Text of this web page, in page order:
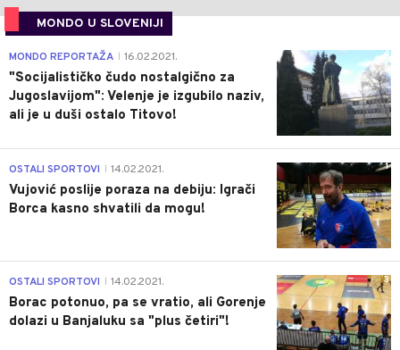
MONDO U SLOVENIJI
4
MONDO REPORTAŽA 16.02.2021.
"Socijalističko čudo nostalgično za
Jugoslavijom": Velenje je izgubilo naziv,
ali je u duši ostalo Titovo!
1
OSTALI SPORTOVI 14.02.2021.
Vujović poslije poraza na debiju: Igrači
Borca kasno shvatili da mogu!
3
OSTALI SPORTOVI 14.02.2021.
Borac potonuo, pa se vratio, ali Gorenje
dolazi u Banjaluku sa "plus četiri"!